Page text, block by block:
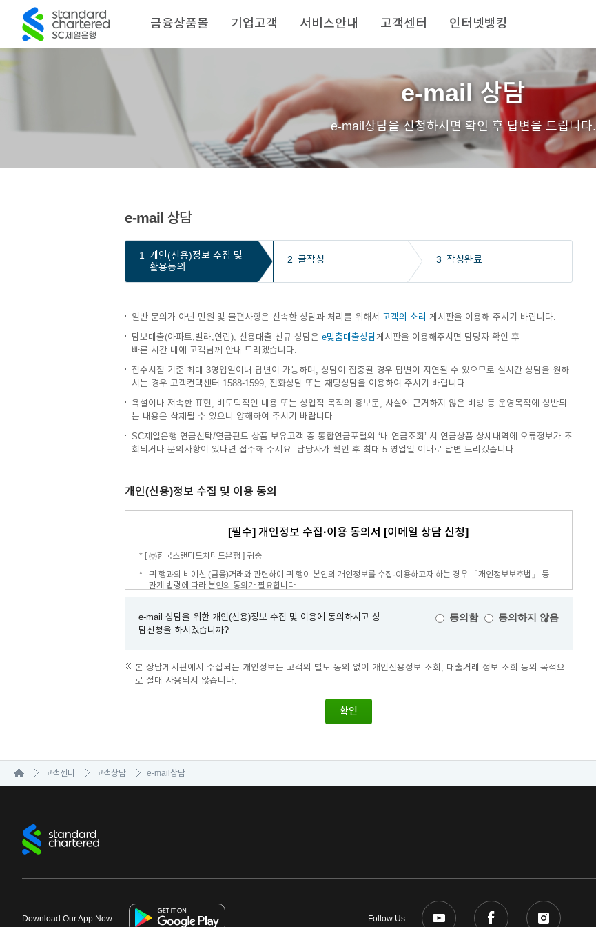
금융상품몰 기업고객 서비스안내 고객센터 인터넷뱅킹
e-mail 상담
e-mail상담을 신청하시면 확인 후 답변을 드립니다.
e-mail 상담
1
개인(신용)정보 수집 및
활용동의
2 글작성 3 작성완료
일반 문의가 아닌 민원 및 불편사항은 신속한 상담과 처리를 위해서 고객의 소리 게시판을 이용해 주시기 바랍니다.
담보대출(아파트,빌라,연립), 신용대출 신규 상담은 e맞춤대출상담게시판을 이용해주시면 담당자 확인 후
빠른 시간 내에 고객님께 안내 드리겠습니다.
접수시점 기준 최대 3영업일이내 답변이 가능하며, 상담이 집중될 경우 답변이 지연될 수 있으므로 실시간 상담을 원하
시는 경우 고객컨택센터 1588-1599, 전화상담 또는 채팅상담을 이용하여 주시기 바랍니다.
욕설이나 저속한 표현, 비도덕적인 내용 또는 상업적 목적의 홍보문, 사실에 근거하지 않은 비방 등 운영목적에 상반되
는 내용은 삭제될 수 있으니 양해하여 주시기 바랍니다.
SC제일은행 연금신탁/연금펀드 상품 보유고객 중 통합연금포털의 ‘내 연금조회’ 시 연금상품 상세내역에 오류정보가 조
회되거나 문의사항이 있다면 접수해 주세요. 담당자가 확인 후 최대 5 영업일 이내로 답변 드리겠습니다.
개인(신용)정보 수집 및 이용 동의
[필수] 개인정보 수집·이용 동의서 [이메일 상담 신청]
* [ ㈜한국스탠다드차타드은행 ] 귀중
귀 행과의 비여신 (금융)거래와 관련하여 귀 행이 본인의 개인정보를 수집·이용하고자 하는 경우 「개인정보보호법」 등
관계 법령에 따라 본인의 동의가 필요합니다.
수집·이용 목적
이메일 상담
보유 및 이용기간
수집·이용에 관한 동의일로부터 상담거래 종료일까지 보유·이용
위 보유 기간에서의 상담 거래 종료일이란 “신청하신 이메일 상담 거래가 종료된 날”을 말합니다.
이메일 상담 종료일 후에는 금융사고 조사, 분쟁 해결, 민원 처리, 법령상 의무이행을 위한 목적으로만 보유·이용됩니다.
귀하는 동의를 거부하실 수 있습니다. 다만, 위 개인정보 수집·이용에 관한 동의는 “이메일 상담”을 위한 필수적 사항이므로, 위
사항에 동의하셔야만 이메일 상담이 가능합니다.
e-mail 상담을 위한 개인(신용)정보 수집 및 이용에 동의하시고 상
담신청을 하시겠습니까?
동의함 동의하지 않음
본 상담게시판에서 수집되는 개인정보는 고객의 별도 동의 없이 개인신용정보 조회, 대출거래 정보 조회 등의 목적으
로 절대 사용되지 않습니다.
확인
고객센터 고객상담 e-mail상담
Download Our App Now Follow Us